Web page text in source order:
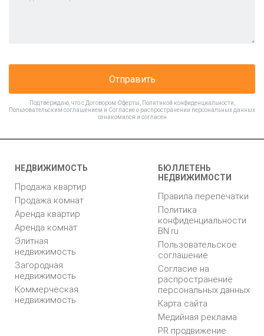
Отправить
Подтверждаю, что с Договором Оферты Политикой конфиденциальности
Пользовательским соглашением и Согласие о распространении персональных данных
ознакомился и согласен
НЕДВИЖИМОСТЬ
Продажа квартир
Продажа комнат
Аренда квартир
Аренда комнат
Элитная
недвижимость
Загородная
недвижимость
Коммерческая
недвижимость
БЮЛЛЕТЕНЬ
НЕДВИЖИМОСТИ
Правила перепечатки
Политика
конфиденциальности
BN.ru
Пользовательское
соглашение
Согласие на
распространение
персональных данных
Карта сайта
Медийная реклама
PR продвижение